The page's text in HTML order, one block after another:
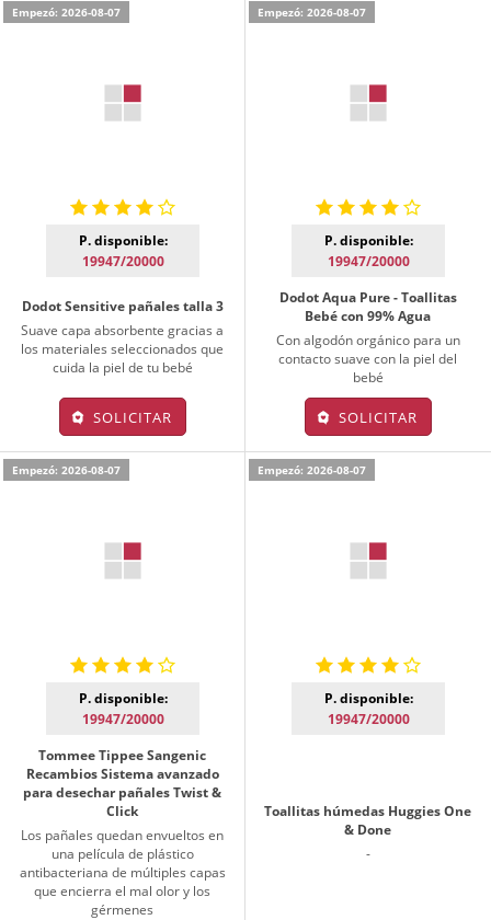
Empezó: 2026-08-07
P. disponible:
19947/20000
Dodot Sensitive pañales talla 3
Suave capa absorbente gracias a
los materiales seleccionados que
cuida la piel de tu bebé
SOLICITAR
Empezó: 2026-08-07
P. disponible:
19947/20000
Dodot Aqua Pure - Toallitas
Bebé con 99% Agua
Con algodón orgánico para un
contacto suave con la piel del
bebé
SOLICITAR
Empezó: 2026-08-07
P. disponible:
19947/20000
Tommee Tippee Sangenic
Recambios Sistema avanzado
para desechar pañales Twist &
Click
Los pañales quedan envueltos en
una película de plástico
antibacteriana de múltiples capas
que encierra el mal olor y los
gérmenes
Empezó: 2026-08-07
P. disponible:
19947/20000
Toallitas húmedas Huggies One
& Done
-